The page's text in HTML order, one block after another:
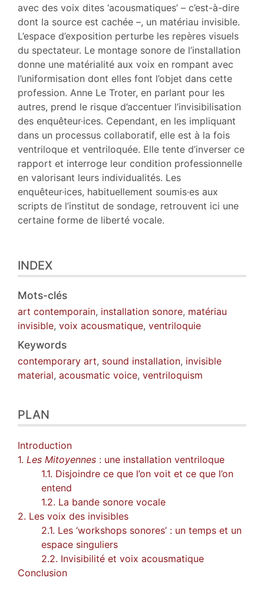
avec des voix dites ‘acousmatiques’ – c’est-à-dire
dont la source est cachée –, un matériau invisible.
L’espace d’exposition perturbe les repères visuels
du spectateur. Le montage sonore de l’installation
donne une matérialité aux voix en rompant avec
l’uniformisation dont elles font l’objet dans cette
profession. Anne Le Troter, en parlant pour les
autres, prend le risque d’accentuer l’invisibilisation
des enquêteur·ices. Cependant, en les impliquant
dans un processus collaboratif, elle est à la fois
ventriloque et ventriloquée. Elle tente d’inverser ce
rapport et interroge leur condition professionnelle
en valorisant leurs individualités. Les
enquêteur·ices, habituellement soumis·es aux
scripts de l’institut de sondage, retrouvent ici une
certaine forme de liberté vocale.
INDEX
Mots-clés
art contemporain, installation sonore, matériau
invisible, voix acousmatique, ventriloquie
Keywords
contemporary art, sound installation, invisible
material, acousmatic voice, ventriloquism
PLAN
Introduction
1. Les Mitoyennes : une installation ventriloque
1.1. Disjoindre ce que l’on voit et ce que l’on
entend
1.2. La bande sonore vocale
2. Les voix des invisibles
2.1. Les ‘workshops sonores’ : un temps et un
espace singuliers
2.2. Invisibilité et voix acousmatique
Conclusion